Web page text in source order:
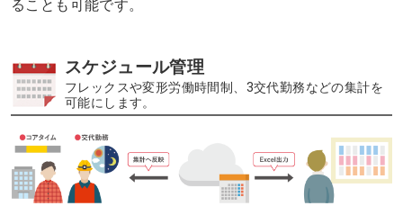
ることも可能です。
スケジュール管理
フレックスや変形労働時間制、3交代勤務などの集計を
可能にします。